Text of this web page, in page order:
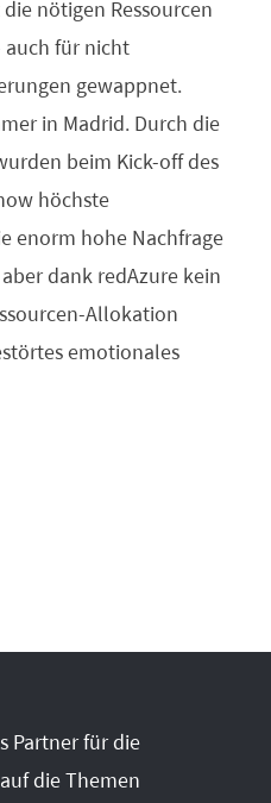
nötigen Ressourcen
auch für nicht
gewappnet.
in Madrid. Durch die
beim Kick-off des
höchste
enorm hohe Nachfrage
dank redAzure kein
Allokation
emotionales
Partner für die
die Themen